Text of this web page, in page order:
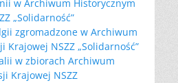
w Archiwum Historycznym
„Solidarność”
zgromadzone w Archiwum
Krajowej NSZZ „Solidarność”
w zbiorach Archiwum
Krajowej NSZZ